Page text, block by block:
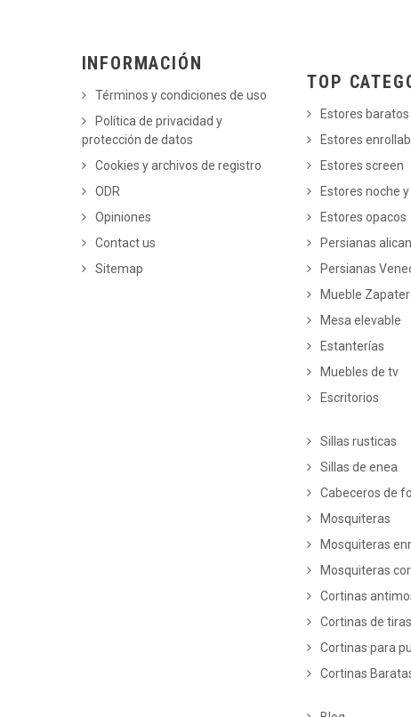
INFORMACIÓN
Términos y condiciones de uso
Política de privacidad y
protección de datos
Cookies y archivos de registro
ODR
Opiniones
Contact us
Sitemap
TOP
Estores baratos
Estores
Estores screen
Estores noche y
Estores opacos
Persianas
Persianas
Mueble
Mesa elevable
Estanterías
Muebles de tv
Escritorios
Sillas rusticas
Sillas de enea
Cabeceros de
Mosquiteras
Mosquiteras
Mosquiteras
Cortinas
Cortinas de tiras
Cortinas para
Cortinas